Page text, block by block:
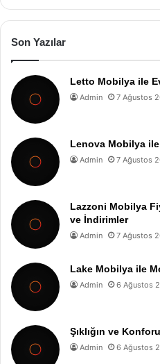
Son Yazılar
Letto Mobilya ile
Admin 7 Ağustos
Lenova Mobilya ile
Admin 7 Ağustos
Lazzoni Mobilya
ve İndirimler
Admin 7 Ağustos
Lake Mobilya ile
Admin 6 Ağustos
Şıklığın ve
Admin 6 Ağustos